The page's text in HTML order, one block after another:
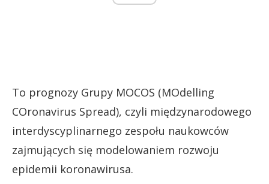
To prognozy Grupy MOCOS (MOdelling
COronavirus Spread), czyli międzynarodowego
interdyscyplinarnego zespołu naukowców
zajmujących się modelowaniem rozwoju
epidemii koronawirusa.